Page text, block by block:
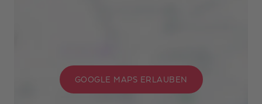
GOOGLE MAPS ERLAUBEN